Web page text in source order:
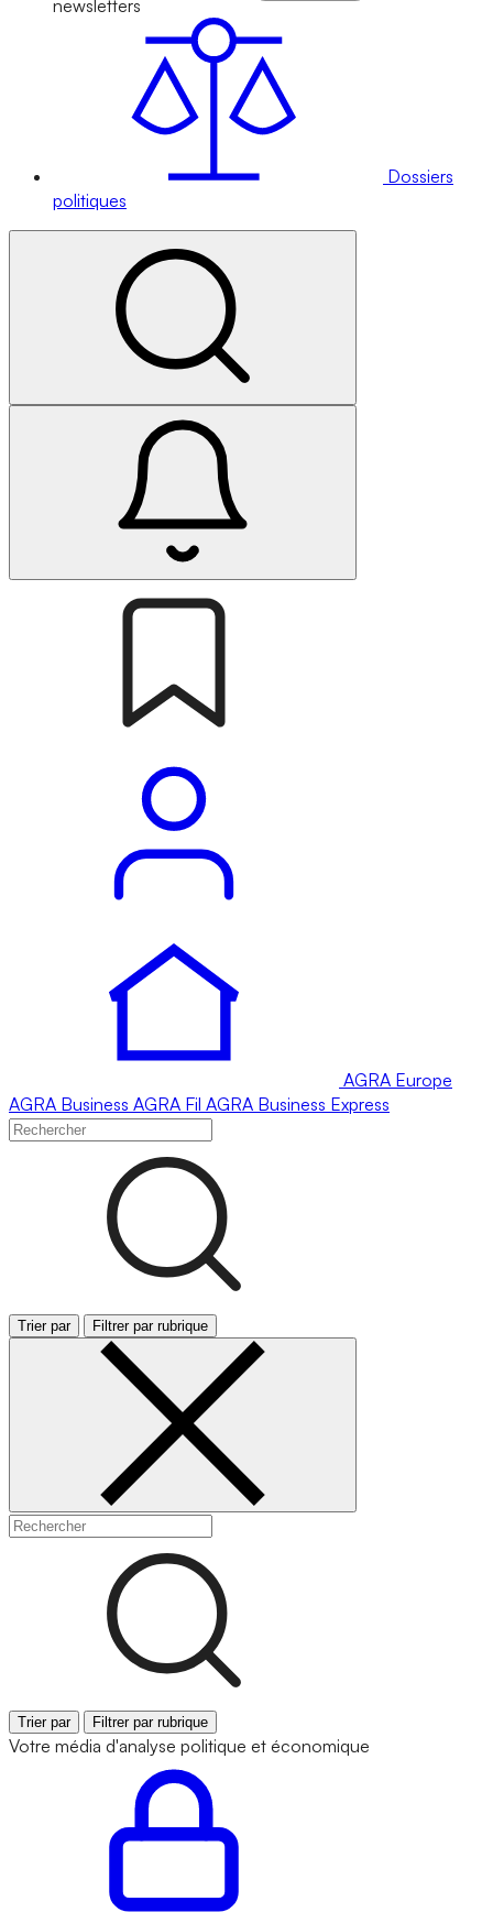
newsletters
Dossiers
politiques
AGRA Europe
AGRA Business AGRA Fil AGRA Business Express
Trier par Filtrer par rubrique
Trier par Filtrer par rubrique
Votre média d'analyse politique et économique